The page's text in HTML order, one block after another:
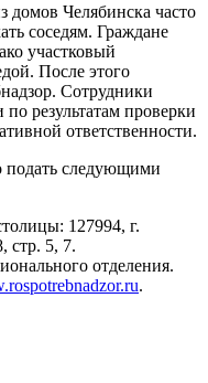
домов Челябинска часто
соседям. Граждане
участковый
После этого
Сотрудники
результатам проверки
ответственности.
подать следующими
127994, г.
стр. 5, 7.
отделения.
.